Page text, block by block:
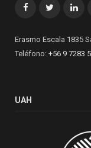
FacebookTwitter
Erasmo Escala 1835
Teléfono: +56 9 7283
UAH